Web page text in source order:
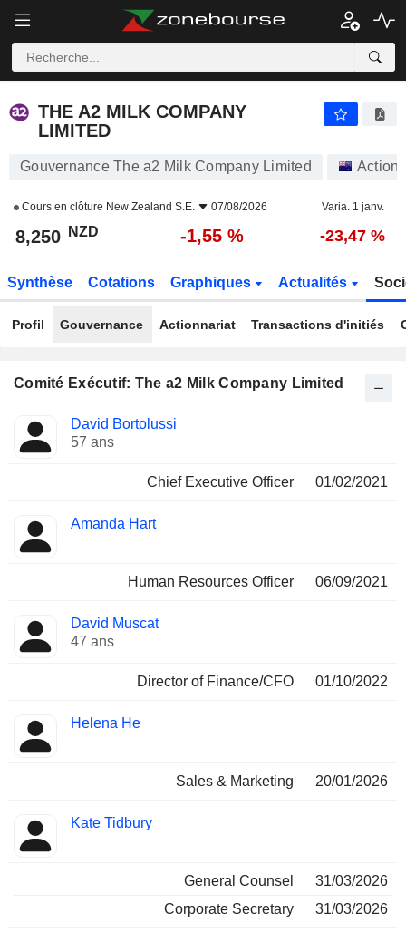
THE A2 MILK COMPANY
LIMITED
Gouvernance The a2 Milk Company Limited Actions
Cours en clôture New Zealand S.E. 07/08/2026 Varia. 1 janv.
8,250 NZD -1,55 % -23,47 %
Synthèse Cotations Graphiques Actualités
Profil Gouvernance Actionnariat Transactions d'initiés
Comité Exécutif: The a2 Milk Company Limited
Dirigeant
Fonctions
occupées
David Bortolussi
57 ans
Chief Executive Officer 01/02/2021
Amanda Hart
Human Resources Officer 06/09/2021
David Muscat
47 ans
Director of Finance/CFO 01/10/2022
Helena He
Sales & Marketing 20/01/2026
Kate Tidbury
General Counsel
31/03/2026
Corporate Secretary
31/03/2026